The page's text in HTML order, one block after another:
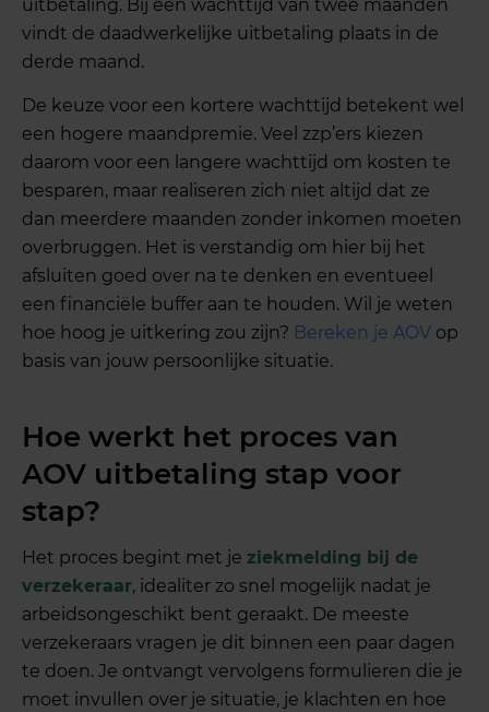
uitbetaling. Bij een wachttijd van twee maanden
vindt de daadwerkelijke uitbetaling plaats in de
derde maand.
De keuze voor een kortere wachttijd betekent wel
een hogere maandpremie. Veel zzp’ers kiezen
daarom voor een langere wachttijd om kosten te
besparen, maar realiseren zich niet altijd dat ze
dan meerdere maanden zonder inkomen moeten
overbruggen. Het is verstandig om hier bij het
afsluiten goed over na te denken en eventueel
een financiële buffer aan te houden. Wil je weten
hoe hoog je uitkering zou zijn? Bereken je AOV op
basis van jouw persoonlijke situatie.
Hoe werkt het proces van
AOV uitbetaling stap voor
stap?
Het proces begint met jeziekmelding bij de
verzekeraar, idealiter zo snel mogelijk nadat je
arbeidsongeschikt bent geraakt. De meeste
verzekeraars vragen je dit binnen een paar dagen
te doen. Je ontvangt vervolgens formulieren die je
moet invullen over je situatie, je klachten en hoe